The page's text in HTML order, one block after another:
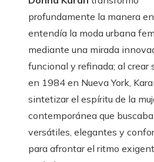
profundamente la manera
entendía la moda urbana
mediante una mirada
funcional y refinada; al crear
en 1984 en Nueva York,
sintetizar el espíritu de la
contemporánea que
versátiles, elegantes y
para afrontar el ritmo